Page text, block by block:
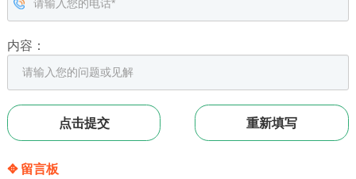
内容：
✥ 留言板